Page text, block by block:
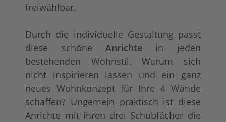
freiwählbar.
Durch die individuelle Gestaltung passt
diese schöne Anrichte in jeden
bestehenden Wohnstil. Warum sich
nicht inspirieren lassen und ein ganz
neues Wohnkonzept für Ihre 4 Wände
schaffen? Ungemein praktisch ist diese
Anrichte mit ihren drei Schubfächer die